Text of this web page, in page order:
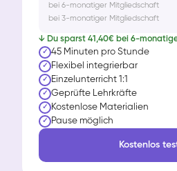
bei 6-monatiger Mitgliedschaft
bei 3-monatiger Mitgliedschaft
↓ Du sparst 41,40€ bei 6-
✓ 45 Minuten pro Stunde
✓ Flexibel integrierbar
✓ Einzelunterricht 1:1
✓ Geprüfte Lehrkräfte
✓ Kostenlose Materialien
✓ Pause möglich
Kostenlos